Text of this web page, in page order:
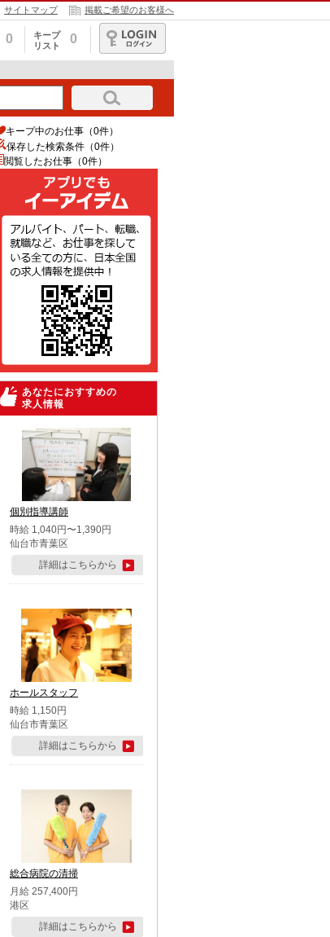
サイトマップ 掲載ご希望のお客様へ
0
キープ
リスト
0
ログイン
キープ中のお仕事（0件）
保存した検索条件（0件）
閲覧したお仕事（0件）
あなたにおすすめの
求人情報
個別指導講師
時給 1,040円〜1,390円
仙台市青葉区
詳細はこちらから
ホールスタッフ
時給 1,150円
仙台市青葉区
詳細はこちらから
総合病院の清掃
月給 257,400円
港区
詳細はこちらから